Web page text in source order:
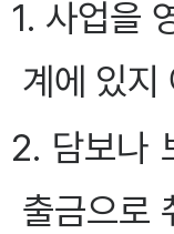
1. 사업을
계에 있지
2. 담보나
출금으로